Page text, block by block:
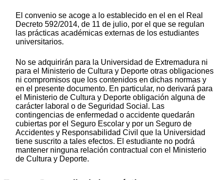
El convenio se acoge a lo establecido en el en el Real
Decreto 592/2014, de 11 de julio, por el que se regulan
las prácticas académicas externas de los estudiantes
universitarios.
No se adquirirán para la Universidad de Extremadura ni
para el Ministerio de Cultura y Deporte otras obligaciones
ni compromisos que los contenidos en dichas normas y
en el presente documento. En particular, no derivará para
el Ministerio de Cultura y Deporte obligación alguna de
carácter laboral o de Seguridad Social. Las
contingencias de enfermedad o accidente quedarán
cubiertas por el Seguro Escolar y por un Seguro de
Accidentes y Responsabilidad Civil que la Universidad
tiene suscrito a tales efectos. El estudiante no podrá
mantener ninguna relación contractual con el Ministerio
de Cultura y Deporte.